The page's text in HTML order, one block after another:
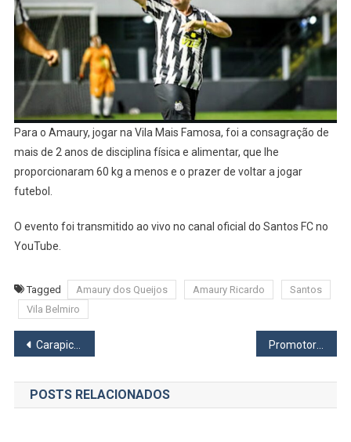
Para o Amaury, jogar na Vila Mais Famosa, foi a consagração de
mais de 2 anos de disciplina física e alimentar, que lhe
proporcionaram 60 kg a menos e o prazer de voltar a jogar
futebol.
O evento foi transmitido ao vivo no canal oficial do Santos FC no
YouTube.
Tagged Amaury dos Queijos Amaury Ricardo
Santos
Vila Belmiro
Navegação
de
Post
Carapicuíba abre concurso público para Guarda Civil Municipal Promotoria conquista condenação de membros de facção criminosa envolvidos no tráfico de drogas em Osasco
POSTS RELACIONADOS